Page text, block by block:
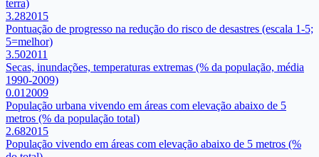
terra)
3.282015
Pontuação de progresso na redução do risco de desastres (escala 1-5;
5=melhor)
3.502011
Secas, inundações, temperaturas extremas (% da população, média
1990-2009)
0.01 2009
População urbana vivendo em áreas com elevação abaixo de 5
metros (% da população total)
2.682015
População vivendo em áreas com elevação abaixo de 5 metros (%